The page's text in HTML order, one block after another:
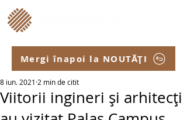
Mergi înapoi la NOUTĂȚI
Viitorii ingineri și arhitecți
8 iun. 2021 2 min de citit